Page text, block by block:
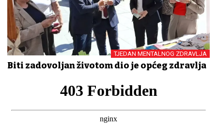
TJEDAN MENTALNOG ZDRAVLJA
Biti zadovoljan životom dio je općeg zdravlja